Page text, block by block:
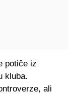
potiče iz
kluba.
ali